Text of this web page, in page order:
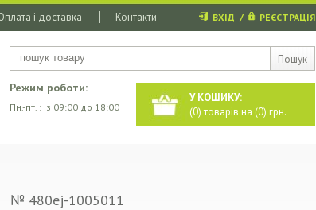
Пошук
і доставка Контакти ВХІД / РЕЄСТРАЦІЯ
У КОШИКУ:
(0) товарів на (0) грн.
Режим роботи:
Пн.-пт. : з 09:00 до 18:00
№ 480ej-1005011